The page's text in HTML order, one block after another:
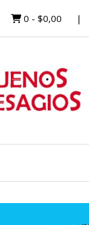
0 - $0,00